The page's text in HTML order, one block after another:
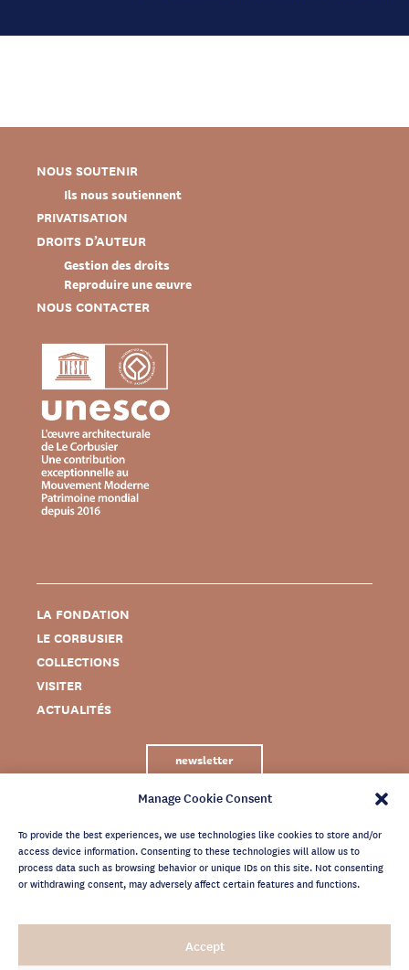
Manage Cookie Consent
To provide the best experiences, we use technologies like cookies to store and/or
access device information. Consenting to these technologies will allow us to
process data such as browsing behavior or unique IDs on this site. Not consenting
or withdrawing consent, may adversely affect certain features and functions.
Accept
NOUS SOUTENIR
Ils nous soutiennent
PRIVATISATION
DROITS D’AUTEUR
Gestion des droits
Reproduire une œuvre
NOUS CONTACTER
LA FONDATION
LE CORBUSIER
COLLECTIONS
VISITER
ACTUALITÉS
newsletter
MENTIONS LÉGALES
CRÉDITS